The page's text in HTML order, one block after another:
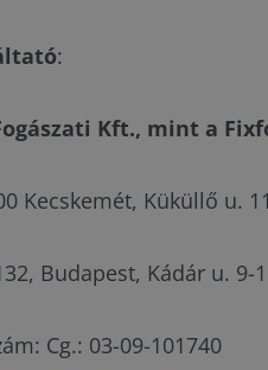
:
Kft., mint a
Kecskemét, Küküllő u.
Budapest, Kádár u. 9-
Cg.: 03-09-101740